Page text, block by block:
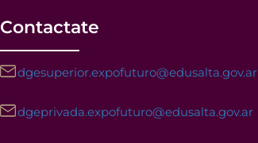
Contactate
dgesuperior.expofuturo@edusalta.gov.ar
dgeprivada.expofuturo@edusalta.gov.ar